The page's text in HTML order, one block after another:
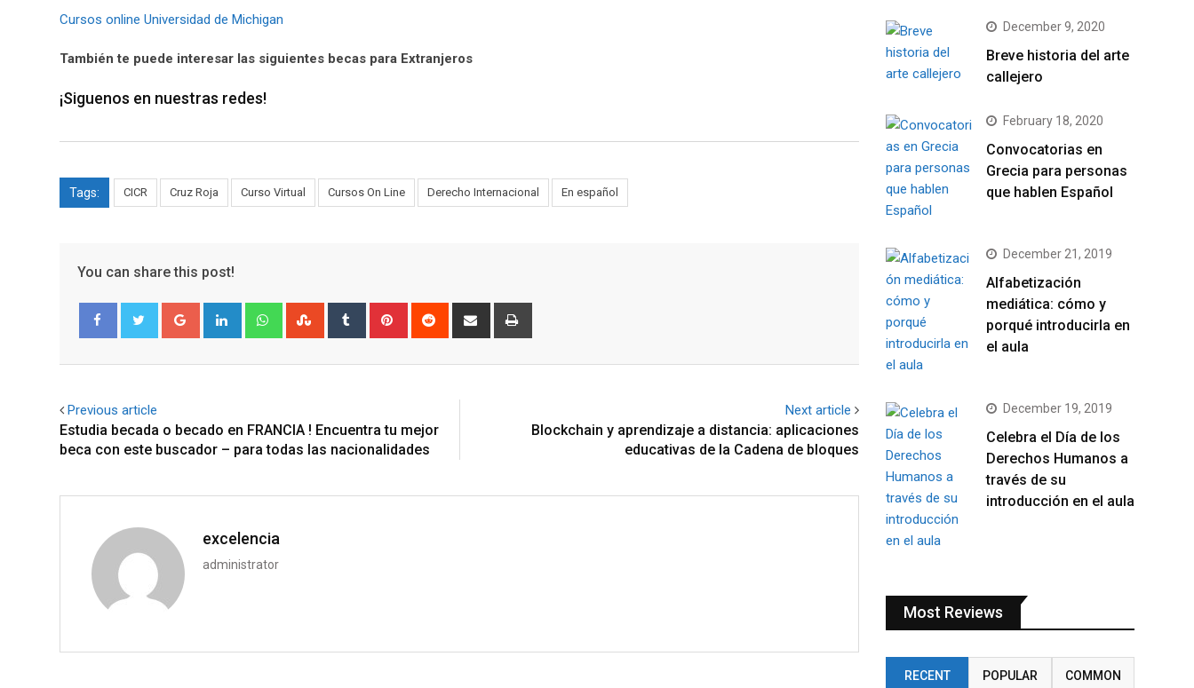
Cursos online Universidad de Michigan
También te puede interesar las siguientes becas para Extranjeros
¡Siguenos en nuestras redes!
Tags: CICR Cruz Roja Curso Virtual Cursos On Line Derecho Internacional En español
You can share this post!
Google+ LinkedIn WhatsappStumbleUpon
Tumblr Pinterest Reddit
Share
Previous article
Estudia becada o becado en FRANCIA ! Encuentra tu mejor
beca con este buscador – para todas las nacionalidades
Next article
Blockchain y aprendizaje a distancia: aplicaciones
educativas de la Cadena de bloques
excelencia
administrator
December 9, 2020
Breve historia del arte
callejero
February 18, 2020
Convocatorias en
Grecia para personas
que hablen Español
December 21, 2019
Alfabetización
mediática: cómo y
porqué introducirla en
el aula
December 19, 2019
Celebra el Día de los
Derechos Humanos a
través de su
introducción en el aula
Most Reviews
RECENT POPULAR COMMON